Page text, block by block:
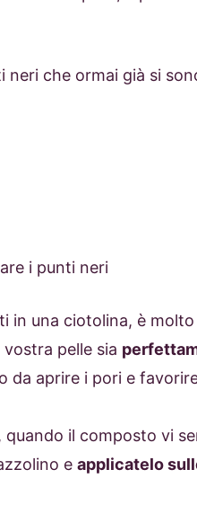
neri che ormai già si
in una ciotolina, è
pelle sia
da aprire i pori e
il composto vi
e applicatelo